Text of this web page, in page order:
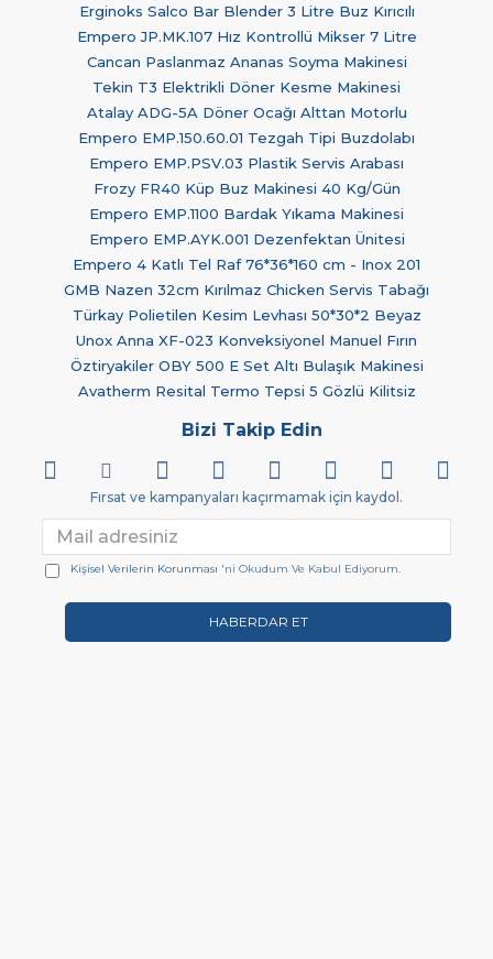
Erginoks Salco Bar Blender 3 Litre Buz Kırıcılı
Empero JP.MK.107 Hız Kontrollü Mikser 7 Litre
Cancan Paslanmaz Ananas Soyma Makinesi
Tekin T3 Elektrikli Döner Kesme Makinesi
Atalay ADG-5A Döner Ocağı Alttan Motorlu
Empero EMP.150.60.01 Tezgah Tipi Buzdolabı
Empero EMP.PSV.03 Plastik Servis Arabası
Frozy FR40 Küp Buz Makinesi 40 Kg/Gün
Empero EMP.1100 Bardak Yıkama Makinesi
Empero EMP.AYK.001 Dezenfektan Ünitesi
Empero 4 Katlı Tel Raf 76*36*160 cm - Inox 201
GMB Nazen 32cm Kırılmaz Chicken Servis Tabağı
Türkay Polietilen Kesim Levhası 50*30*2 Beyaz
Unox Anna XF-023 Konveksiyonel Manuel Fırın
Öztiryakiler OBY 500 E Set Altı Bulaşık Makinesi
Avatherm Resital Termo Tepsi 5 Gözlü Kilitsiz
Bizi Takip Edin
Fırsat ve kampanyaları kaçırmamak için kaydol.
HABERDAR ET
Kişisel Verilerin Korunması 'ni Okudum Ve Kabul Ediyorum.